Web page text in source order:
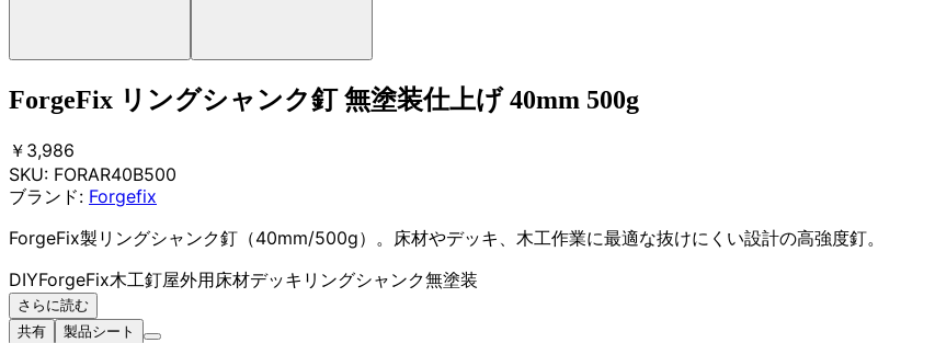
ForgeFix リングシャンク釘 無塗装仕上げ 40mm 500g
￥3,986
SKU: FORAR40B500
ブランド: Forgefix
ForgeFix製リングシャンク釘（40mm/500g）。床材やデッキ、木工作業に最適な抜けにくい設計の高強度釘。
DIYForgeFix木工釘屋外用床材デッキ リングシャンク無塗装
さらに読む
共有
製品シート